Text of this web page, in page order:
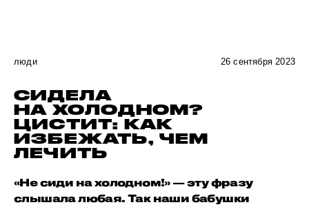
люди 26 сентября 2023
СИДЕЛА
НА ХОЛОДНОМ?
ЦИСТИТ: КАК
ИЗБЕЖАТЬ, ЧЕМ
ЛЕЧИТЬ
«Не сиди на холодном!» — эту фразу
слышала любая. Так наши бабушки